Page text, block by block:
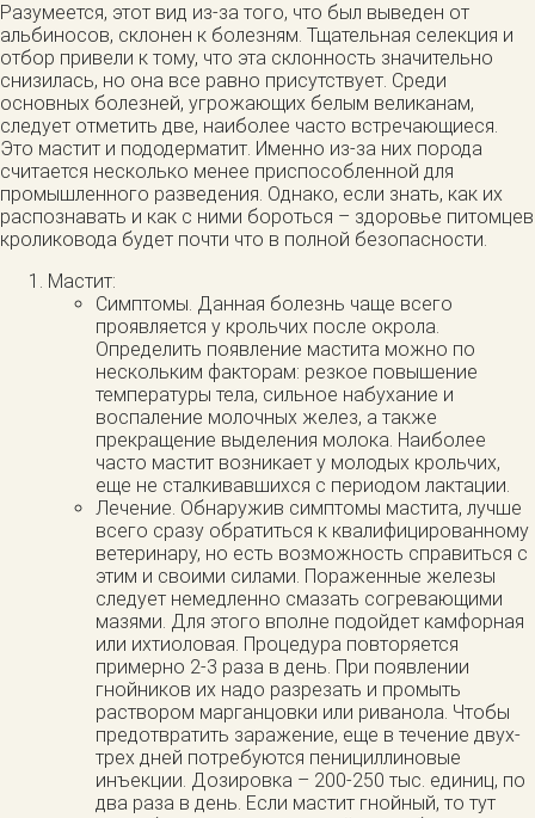
Разумеется, этот вид из-за того, что был выведен от
альбиносов, склонен к болезням. Тщательная селекция и
отбор привели к тому, что эта склонность значительно
снизилась, но она все равно присутствует. Среди
основных болезней, угрожающих белым великанам,
следует отметить две, наиболее часто встречающиеся.
Это мастит и пододерматит. Именно из-за них порода
считается несколько менее приспособленной для
промышленного разведения. Однако, если знать, как их
распознавать и как с ними бороться – здоровье питомцев
кроликовода будет почти что в полной безопасности.
Мастит:
Симптомы. Данная болезнь чаще всего
проявляется у крольчих после окрола.
Определить появление мастита можно по
нескольким факторам: резкое повышение
температуры тела, сильное набухание и
воспаление молочных желез, а также
прекращение выделения молока. Наиболее
часто мастит возникает у молодых крольчих,
еще не сталкивавшихся с периодом лактации.
Лечение. Обнаружив симптомы мастита, лучше
всего сразу обратиться к квалифицированному
ветеринару, но есть возможность справиться с
этим и своими силами. Пораженные железы
следует немедленно смазать согревающими
мазями. Для этого вполне подойдет камфорная
или ихтиоловая. Процедура повторяется
примерно 2-3 раза в день. При появлении
гнойников их надо разрезать и промыть
раствором марганцовки или риванола. Чтобы
предотвратить заражение, еще в течение двух-
трех дней потребуются пенициллиновые
инъекции. Дозировка – 200-250 тыс. единиц, по
два раза в день. Если мастит гнойный, то тут